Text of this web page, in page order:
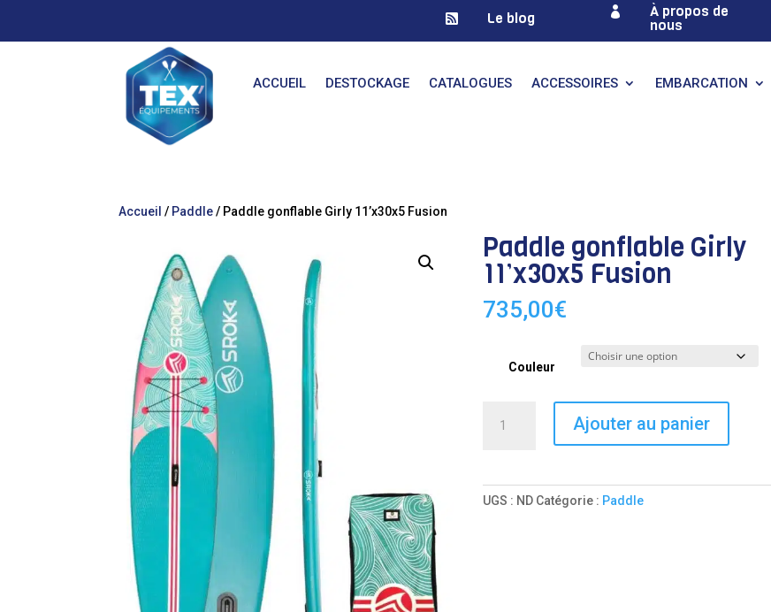
 Le blog  À propos de
nous
ACCUEIL DESTOCKAGE CATALOGUES ACCESSOIRES EMBARCATION
Accueil / Paddle/ Paddle gonflable Girly 11’x30x5 Fusion
Paddle gonflable Girly
11’x30x5 Fusion
735,00€
Couleur
Ajouter au panier
UGS : ND Catégorie : Paddle